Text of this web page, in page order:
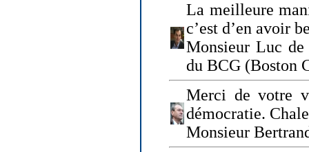
La meilleure
c’est d’en avoir
Monsieur Luc de
du BCG (Boston
Merci de votre
démocratie.
Monsieur